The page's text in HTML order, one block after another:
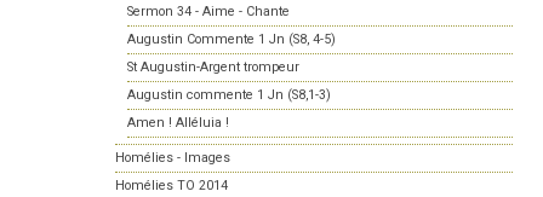
Sermon 34 - Aime - Chante
Augustin Commente 1 Jn (S8, 4-5)
St Augustin-Argent trompeur
Augustin commente 1 Jn (S8,1-3)
Amen ! Alléluia !
Homélies - Images
Homélies TO 2014